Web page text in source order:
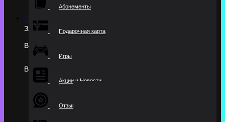
Заказать звонок
Заказать обратный звонок
Ваше имя:
Ваш телефон:
Абонементы
Подарочная карта
Игры
Акции и Новости
Отзывы